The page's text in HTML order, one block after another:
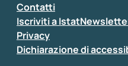
Contatti
Iscriviti a
Privacy
Dichiarazione di